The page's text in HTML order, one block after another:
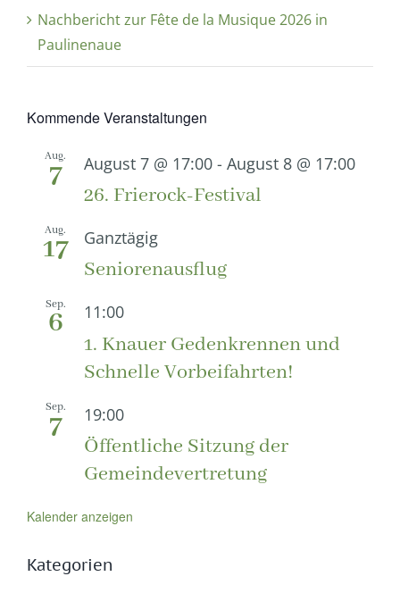
Nachbericht zur Fête de la Musique 2026 in
Paulinenaue
Kommende Veranstaltungen
Aug.
7 August 7 @ 17:00 - August 8 @ 17:00
26. Frierock-Festival
Aug.
17 Ganztägig
Seniorenausflug
Sep.
6 11:00
1. Knauer Gedenkrennen und
Schnelle Vorbeifahrten!
Sep.
7 19:00
Öffentliche Sitzung der
Gemeindevertretung
Kalender anzeigen
Kategorien